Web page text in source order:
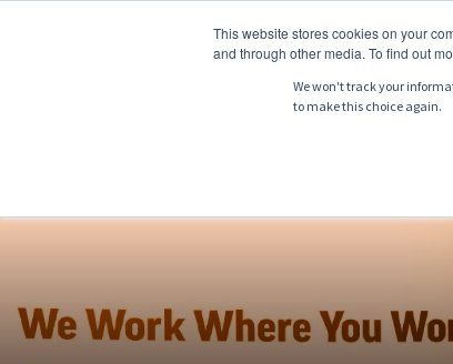
This website stores cookies on your
and through other media. To find out
We won't track your
to make this choice again.